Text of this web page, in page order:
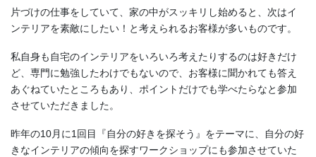
片づけの仕事をしていて、家の中がスッキリし始めると、次はイ
ンテリアを素敵にしたい！と考えられるお客様が多いものです。
私自身も自宅のインテリアをいろいろ考えたりするのは好きだけ
ど、専門に勉強したわけでもないので、お客様に聞かれても答え
あぐねていたところもあり、ポイントだけでも学べたらなと参加
させていただきました。
昨年の10月に1回目『自分の好きを探そう』をテーマに、自分の好
きなインテリアの傾向を探すワークショップにも参加させていた